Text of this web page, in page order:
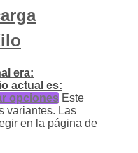
era:
actual es:
opciones Este
variantes. Las
en la página de